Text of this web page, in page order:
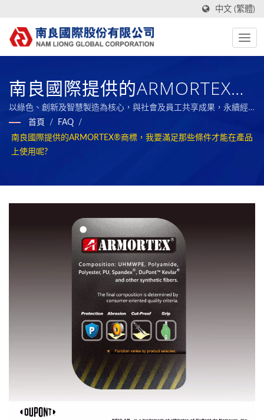
中文 (繁體)
南良國際提供的ARMORTEX®
商標，我要滿足那些條件才能
在產品上使用呢?
以綠色、創新及智慧製造為核心，與社會及員工共享成果，永續經
營的全球複合材料之標竿企業。
首頁 / FAQ
/
南良國際提供的ARMORTEX®商標，我要滿足那些條件才能在產品
上使用呢?